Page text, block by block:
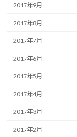
2017年9月
2017年8月
2017年7月
2017年6月
2017年5月
2017年4月
2017年3月
2017年2月